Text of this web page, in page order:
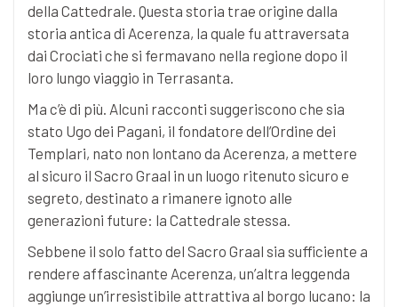
della Cattedrale. Questa storia trae origine dalla
storia antica di Acerenza, la quale fu attraversata
dai Crociati che si fermavano nella regione dopo il
loro lungo viaggio in Terrasanta.
Ma c’è di più. Alcuni racconti suggeriscono che sia
stato Ugo dei Pagani, il fondatore dell’Ordine dei
Templari, nato non lontano da Acerenza, a mettere
al sicuro il Sacro Graal in un luogo ritenuto sicuro e
segreto, destinato a rimanere ignoto alle
generazioni future: la Cattedrale stessa.
Sebbene il solo fatto del Sacro Graal sia sufficiente a
rendere affascinante Acerenza, un’altra leggenda
aggiunge un’irresistibile attrattiva al borgo lucano: la